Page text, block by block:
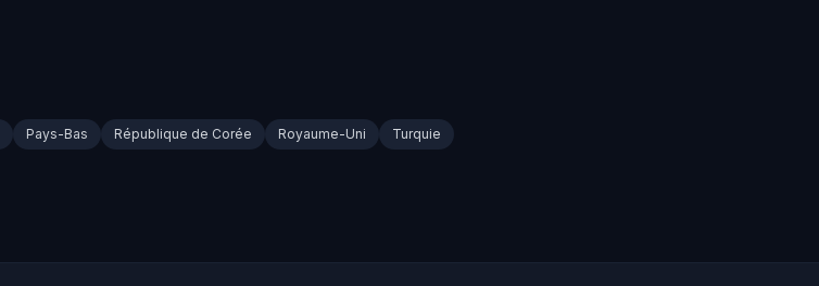
Pays-Bas République de Corée Royaume-Uni Turquie